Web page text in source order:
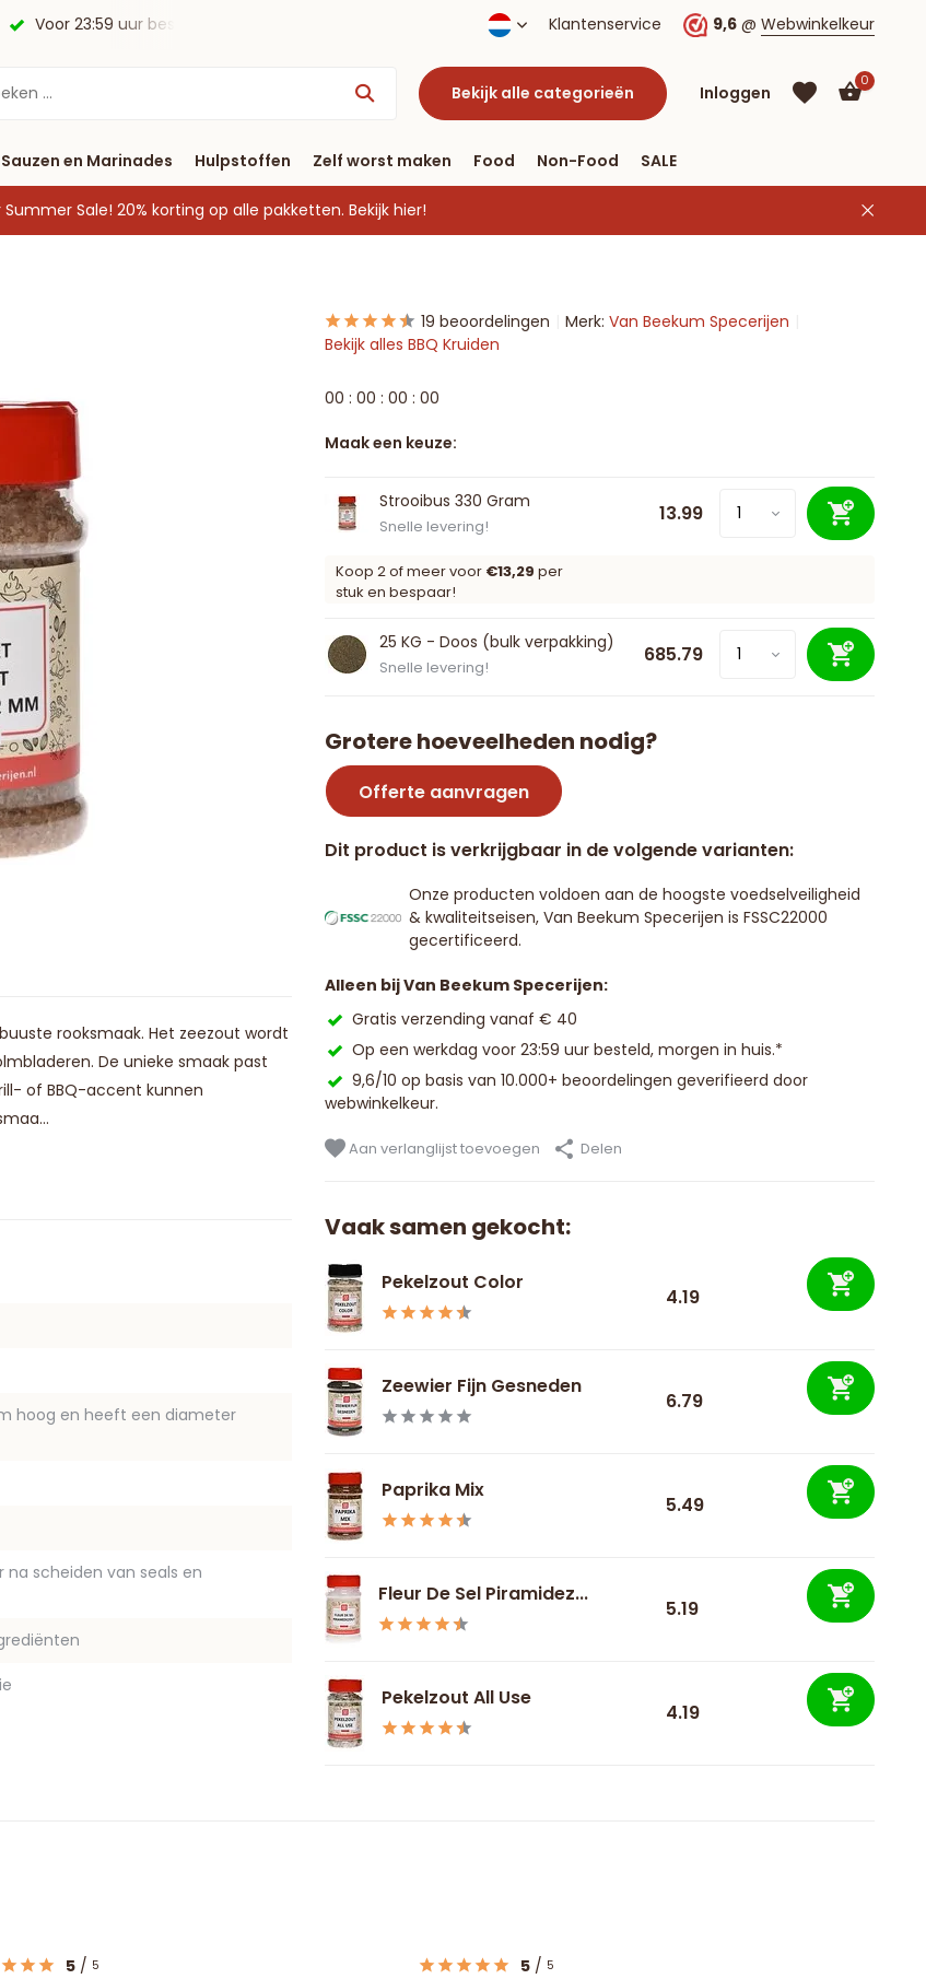
huis*. Gratis verzending vanaf € 40 Klantenservice 9,6 @ Webwinkelkeur
Bekijk alle categorieën Inloggen
Account
aanmaken
0
Sauzen en Marinades Hulpstoffen Zelf worst maken Food Non-Food SALE
Summer Sale! 20% korting op alle pakketten. Bekijk hier!
rooksmaak. Het zeezout wordt
De unieke smaak past
of BBQ-accent kunnen
hoog en heeft een diameter
na scheiden van seals en
19 beoordelingen Merk: Van Beekum Specerijen
Bekijk alles BBQ Kruiden
00 : 00 : 00 : 00
Maak een keuze:
Strooibus 330 Gram
Snelle levering! 13.99
Koop 2 of meer voor €13,29 per
stuk en bespaar!
25 KG - Doos (bulk verpakking)
Snelle levering! 685.79
Grotere hoeveelheden nodig?
Offerte aanvragen
Dit product is verkrijgbaar in de volgende varianten:
Onze producten voldoen aan de hoogste voedselveiligheid
& kwaliteitseisen, Van Beekum Specerijen is FSSC22000
gecertificeerd.
Alleen bij Van Beekum Specerijen:
Gratis verzending vanaf € 40
Op een werkdag voor 23:59 uur besteld, morgen in huis.*
9,6/10 op basis van 10.000+ beoordelingen geverifieerd door
webwinkelkeur.
Aan verlanglijst toevoegen Delen
Vaak samen gekocht:
Pekelzout Color
4.19
Zeewier Fijn Gesneden
6.79
Paprika Mix
5.49
Fleur De Sel Piramidez...
5.19
Pekelzout All Use
4.19
5/ 5 5 / 5